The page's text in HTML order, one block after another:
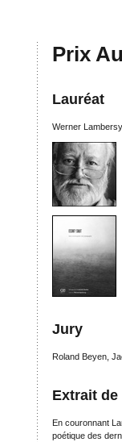
Prix
Lauréat
Werner
Jury
Roland Beyen,
Extrait
En couronnant
poétique des